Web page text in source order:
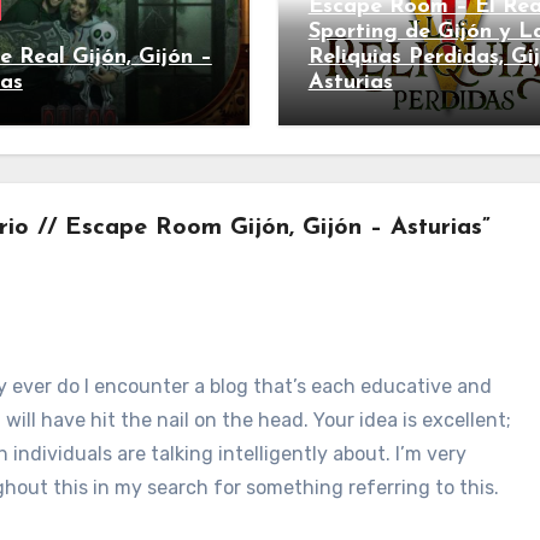
Real Gijón, Gijón –
Escape Room – El
Sporting de Gijón y
Reliquias Perdidas,
Asturias
// Escape Room Gijón, Gijón – Asturias”
ever do I encounter a blog that’s each educative and
have hit the nail on the head. Your idea is excellent;
are talking intelligently about. I’m very
this in my search for something referring to this.